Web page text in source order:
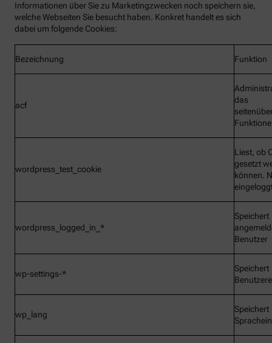
Informationen über Sie zu Marketingzwecken noch speichern sie,
welche Webseiten Sie besucht haben. Konkret handelt es sich
dabei um folgende Cookies:
Bezeichnung Funktion
acf
das
wordpress_test_cookie
Liest, ob
gesetzt
können.
wordpress_logged_in_*
Speichert
Benutzer
wp-settings-*
Speichert
wp_lang
Speichert